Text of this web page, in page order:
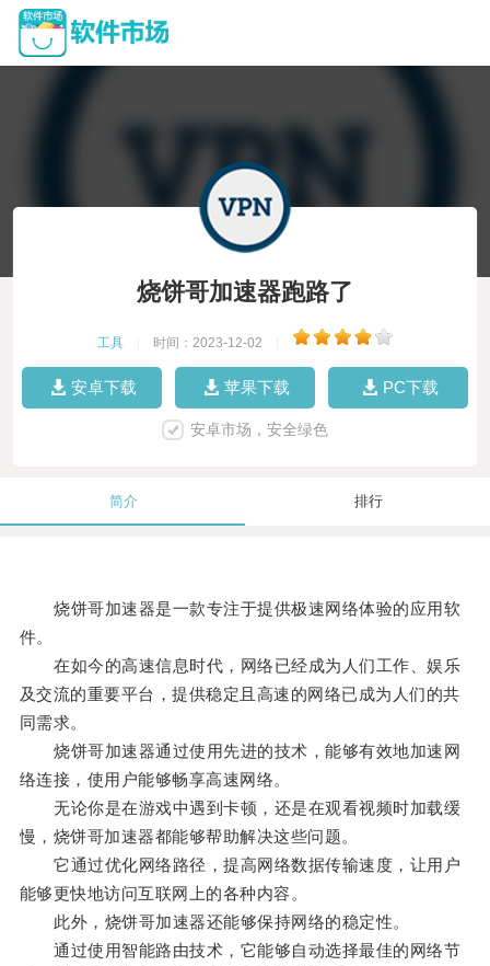
烧饼哥加速器跑路了
工具 时间：2023-12-02
安卓下载 苹果下载 PC下载
安卓市场，安全绿色
简介 排行
烧饼哥加速器是一款专注于提供极速网络体验的应用软
件。
在如今的高速信息时代，网络已经成为人们工作、娱乐
及交流的重要平台，提供稳定且高速的网络已成为人们的共
同需求。
烧饼哥加速器通过使用先进的技术，能够有效地加速网
络连接，使用户能够畅享高速网络。
无论你是在游戏中遇到卡顿，还是在观看视频时加载缓
慢，烧饼哥加速器都能够帮助解决这些问题。
它通过优化网络路径，提高网络数据传输速度，让用户
能够更快地访问互联网上的各种内容。
此外，烧饼哥加速器还能够保持网络的稳定性。
通过使用智能路由技术，它能够自动选择最佳的网络节